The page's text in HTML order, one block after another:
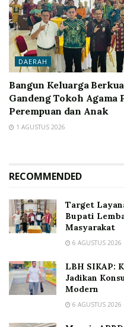
DAERAH
Bangun Keluarga
Gandeng Tokoh
Perempuan dan Anak
1 AGUSTUS 2026
RECOMMENDED
Target
Bupati
Masyarakat
6 AGUSTUS 2026
LBH SIKAP:
Jadikan
Modern
6 AGUSTUS 2026